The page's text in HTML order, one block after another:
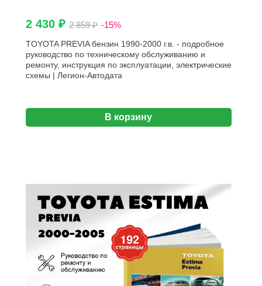
2 430 ₽ 2 859 ₽ -15%
TOYOTA PREVIA бензин 1990-2000 г.в. - подробное
руководство по техническому обслуживанию и
ремонту, инструкция по эксплуатации, электрические
схемы | Легион-Aвтодата
В корзину